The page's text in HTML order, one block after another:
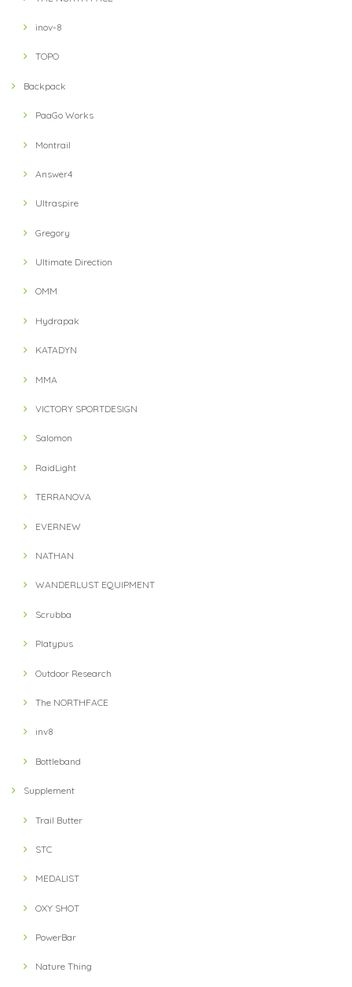
inov-8
TOPO
Backpack
PaaGo Works
Montrail
Answer4
Ultraspire
Gregory
Ultimate Direction
OMM
Hydrapak
KATADYN
MMA
VICTORY SPORTDESIGN
Salomon
RaidLight
TERRANOVA
EVERNEW
NATHAN
WANDERLUST EQUIPMENT
Scrubba
Platypus
Outdoor Research
The NORTHFACE
inv8
Bottleband
Supplement
Trail Butter
STC
MEDALIST
OXY SHOT
PowerBar
Nature Thing